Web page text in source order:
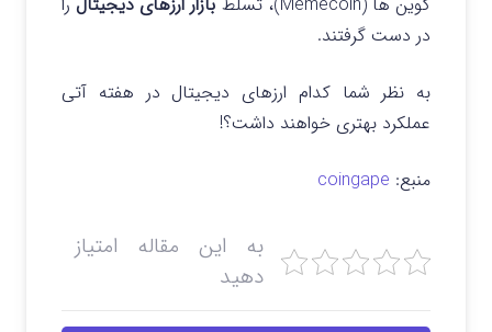
در دست گرفتند.
به نظر شما کدام ارزهای دیجیتال در هفته آتی
عملکرد بهتری خواهند داشت؟!
منبع: coingape
به این مقاله امتیاز
دهید